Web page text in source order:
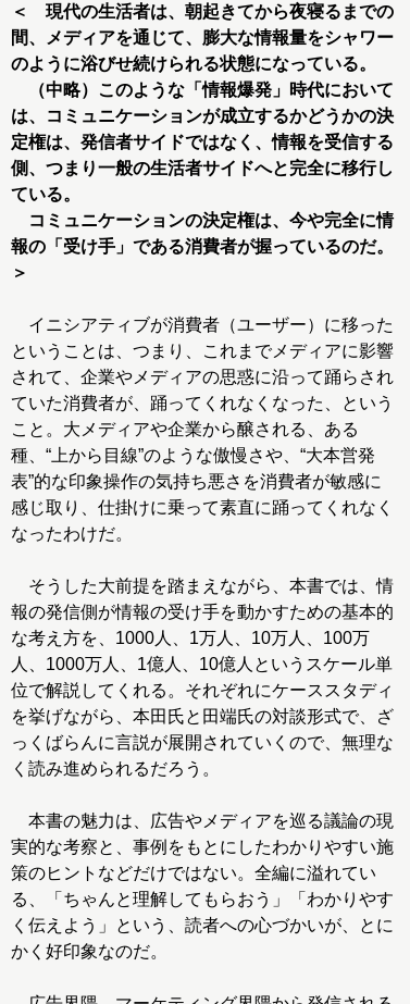
＜ 現代の生活者は、朝起きてから夜寝るまでの
間、メディアを通じて、膨大な情報量をシャワー
のように浴びせ続けられる状態になっている。
（中略）このような「情報爆発」時代において
は、コミュニケーションが成立するかどうかの決
定権は、発信者サイドではなく、情報を受信する
側、つまり一般の生活者サイドへと完全に移行し
ている。
コミュニケーションの決定権は、今や完全に情
報の「受け手」である消費者が握っているのだ。
＞
イニシアティブが消費者（ユーザー）に移った
ということは、つまり、これまでメディアに影響
されて、企業やメディアの思惑に沿って踊らされ
ていた消費者が、踊ってくれなくなった、という
こと。大メディアや企業から醸される、ある
種、“上から目線”のような傲慢さや、“大本営発
表”的な印象操作の気持ち悪さを消費者が敏感に
感じ取り、仕掛けに乗って素直に踊ってくれなく
なったわけだ。
そうした大前提を踏まえながら、本書では、情
報の発信側が情報の受け手を動かすための基本的
な考え方を、1000人、1万人、10万人、100万
人、1000万人、1億人、10億人というスケール単
位で解説してくれる。それぞれにケーススタディ
を挙げながら、本田氏と田端氏の対談形式で、ざ
っくばらんに言説が展開されていくので、無理な
く読み進められるだろう。
本書の魅力は、広告やメディアを巡る議論の現
実的な考察と、事例をもとにしたわかりやすい施
策のヒントなどだけではない。全編に溢れてい
る、「ちゃんと理解してもらおう」「わかりやす
く伝えよう」という、読者への心づかいが、とに
かく好印象なのだ。